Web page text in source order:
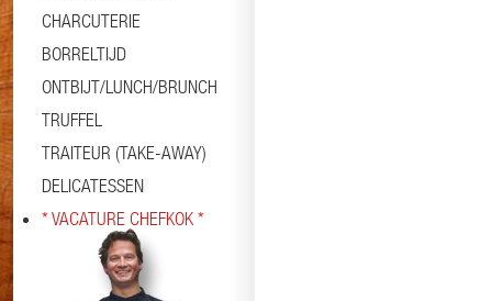
CHARCUTERIE
BORRELTIJD
ONTBIJT/LUNCH/BRUNCH
TRUFFEL
TRAITEUR (TAKE-AWAY)
DELICATESSEN
* VACATURE CHEFKOK *